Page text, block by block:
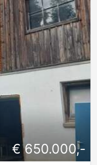
€ 650.000,-